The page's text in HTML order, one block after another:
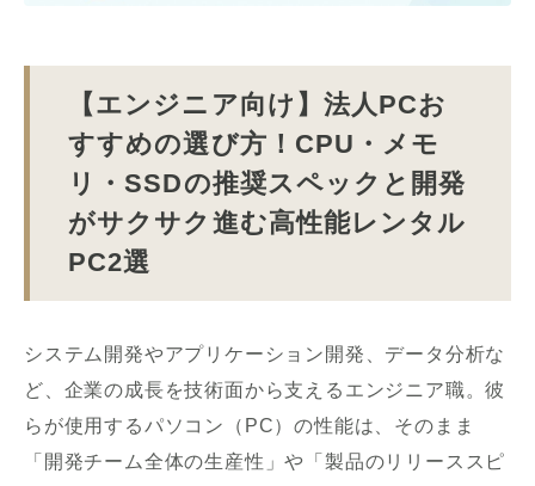
【エンジニア向け】法人PCお
すすめの選び方！CPU・メモ
リ・SSDの推奨スペックと開発
がサクサク進む高性能レンタル
PC2選
システム開発やアプリケーション開発、データ分析な
ど、企業の成長を技術面から支えるエンジニア職。彼
らが使用するパソコン（PC）の性能は、そのまま
「開発チーム全体の生産性」や「製品のリリーススピ